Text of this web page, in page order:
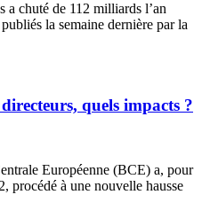
chuté de 112 milliards l’an
la semaine dernière par la
quels impacts ?
Européenne (BCE) a, pour
procédé à une nouvelle hausse